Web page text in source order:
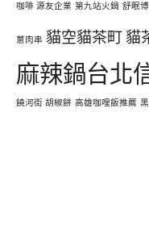
咖啡 源友企業 第九站火鍋 舒眠
蔥肉串 貓空貓茶町貓
麻辣鍋台北
饒河街 胡椒餅 高雄咖哩飯推薦